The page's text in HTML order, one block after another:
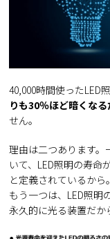
40,000時間使ったLED
りも30％ほど暗くなる
せん。
理由は二つあります
いて、LED照明の寿命
と定義されているから。
もう一つは、LED照明
永久的に光る装置だか